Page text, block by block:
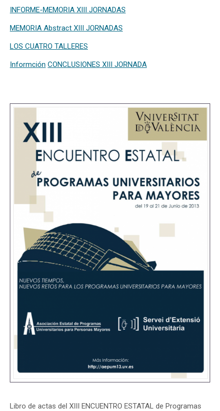
INFORME-MEMORIA XIII JORNADAS
MEMORIA Abstract XIII JORNADAS
LOS CUATRO TALLERES
Informción CONCLUSIONES XIII JORNADA
Libro de actas del XIII ENCUENTRO ESTATAL de Programas